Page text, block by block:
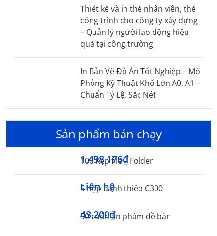
Thiết kế và in thẻ nhân viên, thẻ
công trình cho công ty xây dựng
– Quản lý người lao động hiệu
quả tại công trường
In Bản Vẽ Đồ Án Tốt Nghiệp – Mô
Phỏng Kỹ Thuật Khổ Lớn A0, A1 –
Chuẩn Tỷ Lệ, Sắc Nét
Sản phẩm bán chạy
100 Kẹp file – Folder
1,498,176₫
5 hộp danh thiếp C300
Liên hệ
50 cuốn ấn phẩm đề bàn
43,200₫